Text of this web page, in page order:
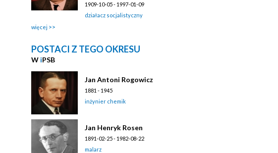
1909-10-05 - 1997-01-09
działacz socjalistyczny
więcej
POSTACI Z TEGO OKRESU
W iPSB
Jan Antoni Rogowicz
1881 - 1945
inżynier chemik
Jan Henryk Rosen
1891-02-25 - 1982-08-22
malarz